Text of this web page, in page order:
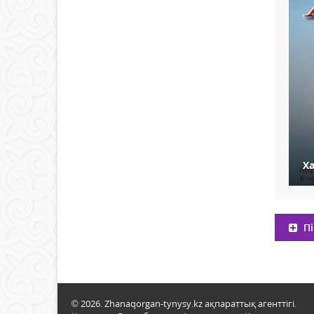
© 2026. Zhanaqorgan-tynysy.kz ақпараттық агенттігі.